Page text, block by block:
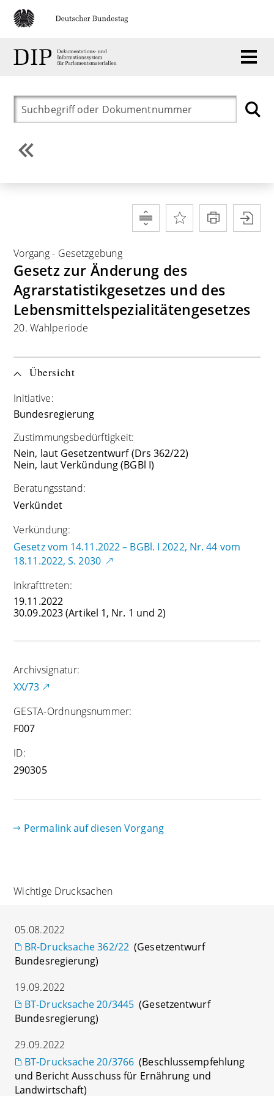
Vorgang- Gesetzgebung
Gesetz zur Änderung des
Agrarstatistikgesetzes und des
Lebensmittelspezialitätengesetzes
20. Wahlperiode
Übersicht
Initiative:
Bundesregierung
Zustimmungsbedürftigkeit:
Nein, laut Gesetzentwurf (Drs 362/22)
Nein, laut Verkündung (BGBl I)
Beratungsstand:
Verkündet
Verkündung:
Gesetz vom 14.11.2022 – BGBl. I 2022, Nr. 44 vom
18.11.2022, S. 2030
Inkrafttreten:
19.11.2022
30.09.2023(Artikel 1, Nr. 1 und 2)
Archivsignatur:
XX/73
GESTA-Ordnungsnummer:
F007
ID:
290305
Permalink auf diesen Vorgang
Wichtige Drucksachen
05.08.2022
BR-Drucksache 362/22 (Gesetzentwurf
Bundesregierung)
19.09.2022
BT-Drucksache 20/3445 (Gesetzentwurf
Bundesregierung)
29.09.2022
BT-Drucksache 20/3766 (Beschlussempfehlung
und Bericht Ausschuss für Ernährung und
Landwirtschaft)